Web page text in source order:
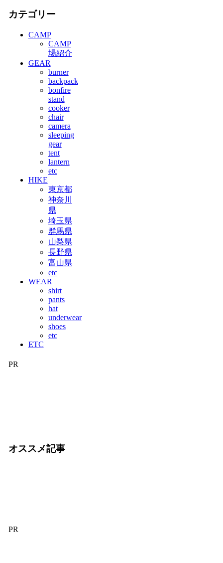
カテゴリー
CAMP
CAMP
場紹介
GEAR
burner
backpack
bonfire
stand
cooker
chair
camera
sleeping
gear
tent
lantern
etc
HIKE
東京都
神奈川
県
埼玉県
群馬県
山梨県
長野県
富山県
etc
WEAR
shirt
pants
hat
underwear
shoes
etc
ETC
PR
オススメ記事
PR